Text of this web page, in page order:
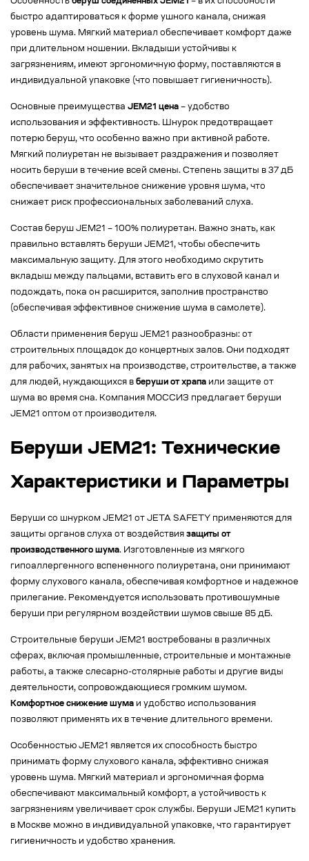
быстро адаптироваться к форме ушного канала, снижая
уровень шума. Мягкий материал обеспечивает комфорт даже
при длительном ношении. Вкладыши устойчивы к
загрязнениям, имеют эргономичную форму, поставляются в
индивидуальной упаковке (что повышает гигиеничность).
Основные преимущества JEM21 цена – удобство
использования и эффективность. Шнурок предотвращает
потерю беруш, что особенно важно при активной работе.
Мягкий полиуретан не вызывает раздражения и позволяет
носить беруши в течение всей смены. Степень защиты в 37 дБ
обеспечивает значительное снижение уровня шума, что
снижает риск профессиональных заболеваний слуха.
Состав беруш JEM21 – 100% полиуретан. Важно знать, как
правильно вставлять беруши JEM21, чтобы обеспечить
максимальную защиту. Для этого необходимо скрутить
вкладыш между пальцами, вставить его в слуховой канал и
подождать, пока он расширится, заполнив пространство
(обеспечивая эффективное снижение шума в самолете).
Области применения беруш JEM21 разнообразны: от
строительных площадок до концертных залов. Они подходят
для рабочих, занятых на производстве, строительстве, а также
для людей, нуждающихся в беруши от храпа или защите от
шума во время сна. Компания МОССИЗ предлагает беруши
JEM21 оптом от производителя.
Беруши JEM21: Технические
Характеристики и Параметры
Беруши со шнурком JEM21 от JETA SAFETY применяются для
защиты органов слуха от воздействия защиты от
производственного шума. Изготовленные из мягкого
гипоаллергенного вспененного полиуретана, они принимают
форму слухового канала, обеспечивая комфортное и надежное
прилегание. Рекомендуется использовать противошумные
беруши при регулярном воздействии шумов свыше 85 дБ.
Строительные беруши JEM21 востребованы в различных
сферах, включая промышленные, строительные и монтажные
работы, а также слесарно-столярные работы и другие виды
деятельности, сопровождающиеся громким шумом.
Комфортное снижение шума и удобство использования
позволяют применять их в течение длительного времени.
Особенностью JEM21 является их способность быстро
принимать форму слухового канала, эффективно снижая
уровень шума. Мягкий материал и эргономичная форма
обеспечивают максимальный комфорт, а устойчивость к
загрязнениям увеличивает срок службы. Беруши JEM21 купить
в Москве можно в индивидуальной упаковке, что гарантирует
гигиеничность и удобство хранения.